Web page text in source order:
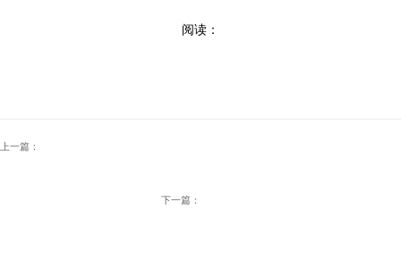
阅读：
上一篇：
下一篇：